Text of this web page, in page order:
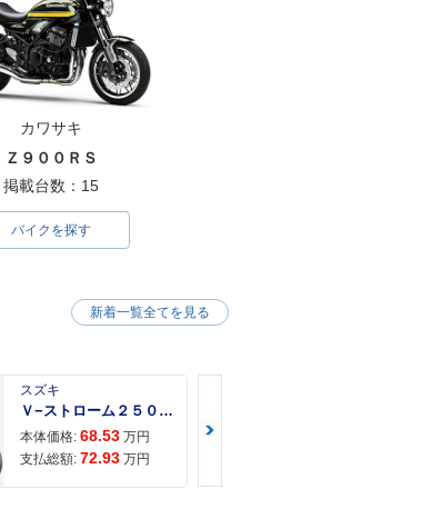
カワサキ
Ｚ９００ＲＳ
掲載台数：15
バイクを探す
スズキ
Ｖ−ストローム２５０ ２６年モデル 水冷２気筒エンジン ＬＥＤヘッドライト標準装備
本体価格: 68.53 万円
支払総額: 72.93 万円
新着一覧全てを見る